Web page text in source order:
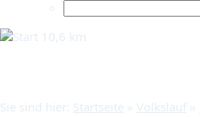
Sie sind hier: Startseite Volkslauf